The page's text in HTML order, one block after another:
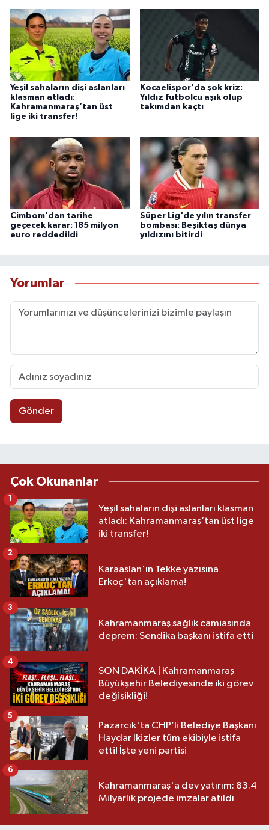
Yeşil sahaların dişi aslanları
klasman atladı:
Kahramanmaraş’tan üst
lige iki transfer!
Kocaelispor'da şok kriz:
Yıldız futbolcu aşık olup
takımdan kaçtı
Cimbom'dan tarihe
geçecek karar: 185 milyon
euro reddedildi
Süper Lig'de yılın transfer
bombası: Beşiktaş dünya
yıldızını bitirdi
Yorumlar
Gönder
Çok Okunanlar
Yeşil sahaların dişi aslanları klasman
atladı: Kahramanmaraş’tan üst lige
iki transfer!
1
Karaaslan'ın Tekke yazısına
Erkoç'tan açıklama!
2
Kahramanmaraş sağlık camiasında
deprem: Sendika başkanı istifa etti
3
SON DAKİKA | Kahramanmaraş
Büyükşehir Belediyesinde iki görev
değişikliği!
4
Pazarcık'ta CHP’li Belediye Başkanı
Haydar İkizler tüm ekibiyle istifa
etti! İşte yeni partisi
5
Kahramanmaraş'a dev yatırım: 83.4
Milyarlık projede imzalar atıldı
6